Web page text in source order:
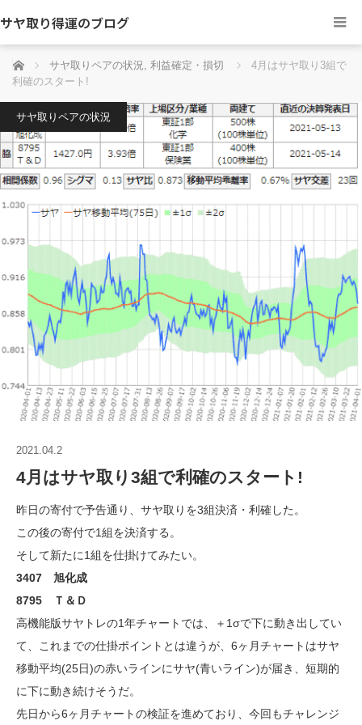
サヤ取り得運のブログ
ホーム サヤ取りペアの状況, 利益確定・損切
4月はサヤ取り3組で
利確のスタート!
サヤ取りペアの状況
2021.04.2
4月はサヤ取り3組で利確のスタート!
昨日の寄付で予告通り、サヤ取りを3組決済・利確した。
この後の寄付で1組を決済する。
そして新たに1組を仕掛けてみたい。
3407 旭化成
8795 Ｔ＆Ｄ
高機能版サヤトレの1年チャートでは、＋1σで下に動き出してい
て、これまでの仕掛ポイントとは違うが、6ヶ月チャートはサヤ
移動平均(25日)の赤いラインにサヤ(青いライン)が届き、短期的
に下に動き続けそうだ。
先日から6ヶ月チャートの検証を進めており、今回もチャレンジ